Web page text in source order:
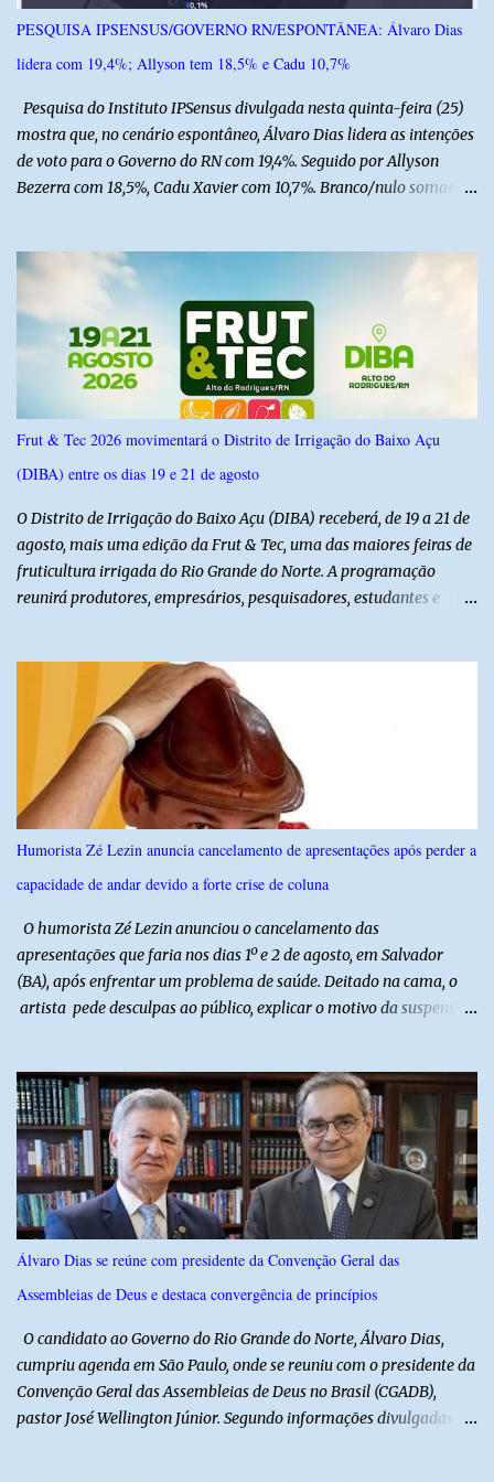
sob cuidados médicos especializados. Segundo informações da
Polícia Militar, a criança é filha de um policial militar. PM reforça
alerta sobre álcool e direção Em nota, a Polícia Militar manifestou
PESQUISA IPSENSUS/GOVERNO RN/ESPONTÂNEA: Álvaro Dias
lidera com 19,4%; Allyson tem 18,5% e Cadu 10,7%
Pesquisa do Instituto IPSensus divulgada nesta quinta-feira (25)
mostra que, no cenário espontâneo, Álvaro Dias lidera as intenções
de voto para o Governo do RN com 19,4%. Seguido por Allyson
Bezerra com 18,5%, Cadu Xavier com 10,7%. Branco/nulo somaram
do Norte entre os dias 18 e 22 de junho de 2026. O levantamento
possui margem de erro de 2,5 pontos percentuais e nível de
confiança de 95%. Registro no TSE: RN-09520/2026
Frut & Tec 2026 movimentará o Distrito de Irrigação do Baixo Açu
(DIBA) entre os dias 19 e 21 de agosto
O Distrito de Irrigação do Baixo Açu (DIBA) receberá, de 19 a 21 de
agosto, mais uma edição da Frut & Tec, uma das maiores feiras de
fruticultura irrigada do Rio Grande do Norte. A programação
reunirá produtores, empresários, pesquisadores, estudantes e
instituições e tecnologias voltadas ao setor. Além das atividades
técnicas, a feira contará com programação cultural. No dia 20 de
agosto, o público poderá prestigiar o show de humor com Mução,
seguido de apresentação musical de Vê Barreto. A Frut & Tec
reforça a importância do Distrito de Irrigação do Baixo Açu como
referência na fruticultura irrigada, promovendo conhecimento,
inovação e oportunidades para o desenvolvimento do agronegócio
potiguar. @associacaodiba
Humorista Zé Lezin anuncia cancelamento de apresentações após perder a
capacidade de andar devido a forte crise de coluna
O humorista Zé Lezin anunciou o cancelamento das
apresentações que faria nos dias 1º e 2 de agosto, em Salvador
(BA), após enfrentar um problema de saúde. Deitado na cama, o
artista pede desculpas ao público, explicar o motivo da suspensão
impossível viajar e subir ao palco. O comediante contou que
precisou ser levado a um hospital depois de perder a capacidade
de andar normalmente. “Eu não estou conseguindo nem me
levantar direito da cama. É um processo muito dolorido”, relatou o
humorista. Durante o atendimento médico, o humorista foi
diagnosticado com “bico de papagaio” na região da coluna. De
acordo com ele, os laudos médicos já foram encaminhados à
equipe responsável, que acompanha o tratamento. Zé Lezin
afirmou ainda que está passando por um tratamento intenso, com
aplicação de injeções, terapia, repouso e uso de medicamentos. Ele
Álvaro Dias se reúne com presidente da Convenção Geral das
Assembleias de Deus e destaca convergência de princípios
O candidato ao Governo do Rio Grande do Norte, Álvaro Dias,
cumpriu agenda em São Paulo, onde se reuniu com o presidente da
Convenção Geral das Assembleias de Deus no Brasil (CGADB),
pastor José Wellington Júnior. Segundo informações divulgadas